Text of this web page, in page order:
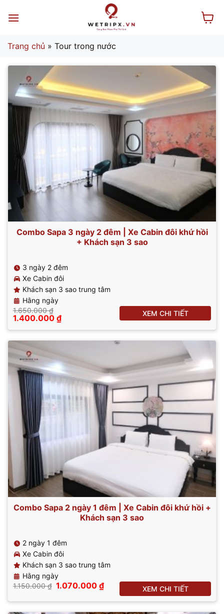
qua
dung
Trang chủ » Tour trong nước
Combo Sapa 3 ngày 2 đêm | Xe Cabin đôi khứ hồi
+ Khách sạn 3 sao
3 ngày 2 đêm
Xe Cabin đôi
Khách sạn 3 sao trung tâm
Hằng ngày
1.650.000₫
Giá
là:
1.650.000 ₫.
1.400.000 ₫Giá
hiện
tại
là:
XEM CHI TIẾT
Combo Sapa 2 ngày 1 đêm | Xe Cabin đôi khứ hồi +
Khách sạn 3 sao
2 ngày 1 đêm
Xe Cabin đôi
Khách sạn 3 sao trung tâm
Hằng ngày
1.150.000₫ Giá
là:
1.070.000 ₫Giá
hiện
tại
XEM CHI TIẾT